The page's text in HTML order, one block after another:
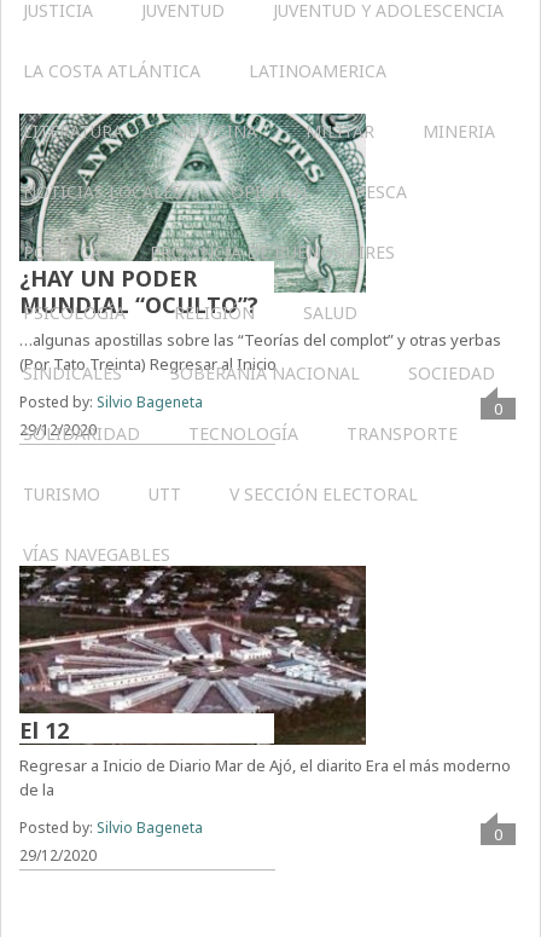
JUSTICIA JUVENTUD JUVENTUD Y ADOLESCENCIA
LA COSTA ATLÁNTICA LATINOAMERICA
LITERATURA MEDICINA MILITAR MINERIA
NOTICIAS LOCALES OPINIÓN PESCA
POLÍTICA PROVINCIA DE BUENOS AIRES
PSICOLOGÍA RELIGIÓN SALUD
SINDICALES SOBERANÍA NACIONAL SOCIEDAD
SOLIDARIDAD TECNOLOGÍA TRANSPORTE
TURISMO UTT V SECCIÓN ELECTORAL
VÍAS NAVEGABLES
¿HAY UN PODER
MUNDIAL “OCULTO”?
…algunas apostillas sobre las “Teorías del complot” y otras yerbas
(Por Tato Treinta) Regresar al Inicio
Posted by: Silvio Bageneta
29/12/2020
0
El 12
Regresar a Inicio de Diario Mar de Ajó, el diarito Era el más moderno
de la
Posted by: Silvio Bageneta
29/12/2020
0